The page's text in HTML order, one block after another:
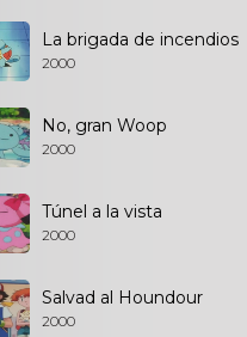
La brigada de incendios
2000
No, gran Woop
2000
Túnel a la vista
2000
Salvad al Houndour
2000